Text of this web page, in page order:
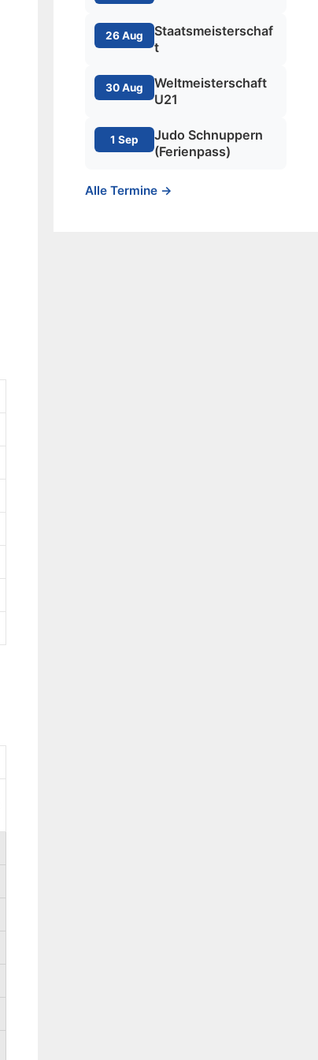
26 Aug
Staatsmeisterschaf
t
30 Aug
Weltmeisterschaft
U21
1 Sep
Judo Schnuppern
(Ferienpass)
Alle Termine →